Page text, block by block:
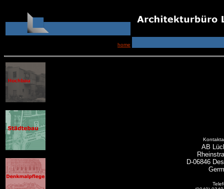
home
AB
D-06846